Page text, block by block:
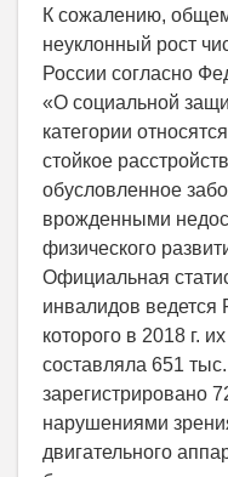
К сожалению,
неуклонный рост
России согласно
«О социальной
категории
стойкое
обусловленное
врожденными
физического
Официальная
инвалидов ведется
которого в 2018 г.
составляла 651
зарегистрировано
нарушениями
двигательного